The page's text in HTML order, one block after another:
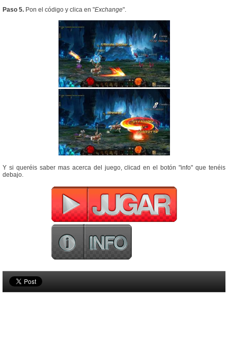
Paso 5. Pon el código y clica en "Exchange".
Y si queréis saber mas acerca del juego, clicad en el botón "info" que tenéis
debajo.